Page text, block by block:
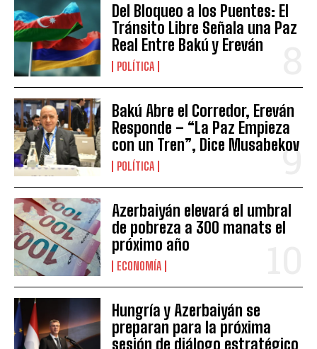
Del Bloqueo a los Puentes: El
Tránsito Libre Señala una Paz
Real Entre Bakú y Ereván
POLÍTICA
Bakú Abre el Corredor, Ereván
Responde – “La Paz Empieza
con un Tren”, Dice Musabekov
POLÍTICA
Azerbaiyán elevará el umbral
de pobreza a 300 manats el
próximo año
ECONOMÍA
Hungría y Azerbaiyán se
preparan para la próxima
sesión de diálogo estratégico